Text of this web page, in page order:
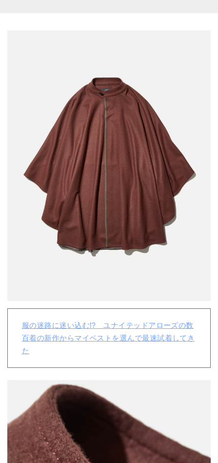
服の迷路に迷い込む!? ユナイテッドアローズの数
百着の新作からマイベストを選んで最速試着してき
た